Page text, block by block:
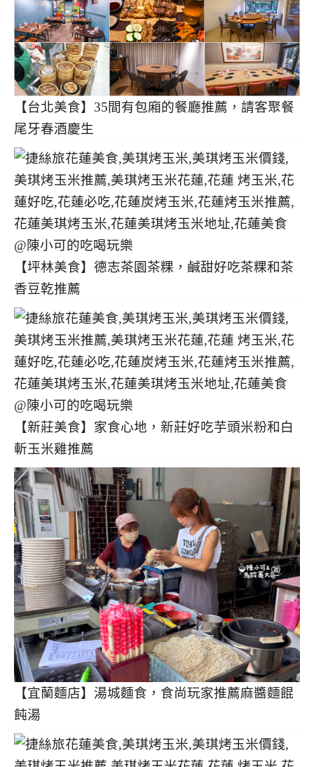
【台北美食】35間有包廂的餐廳推薦，請客聚餐
尾牙春酒慶生
【坪林美食】德志茶園茶粿，鹹甜好吃茶粿和茶
香豆乾推薦
【新莊美食】家食心地，新莊好吃芋頭米粉和白
斬玉米雞推薦
【宜蘭麵店】湯城麵食，食尚玩家推薦麻醬麵餛
飩湯